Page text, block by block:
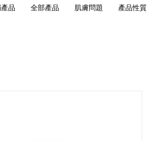
品 全部產品 肌膚問題 產品性質